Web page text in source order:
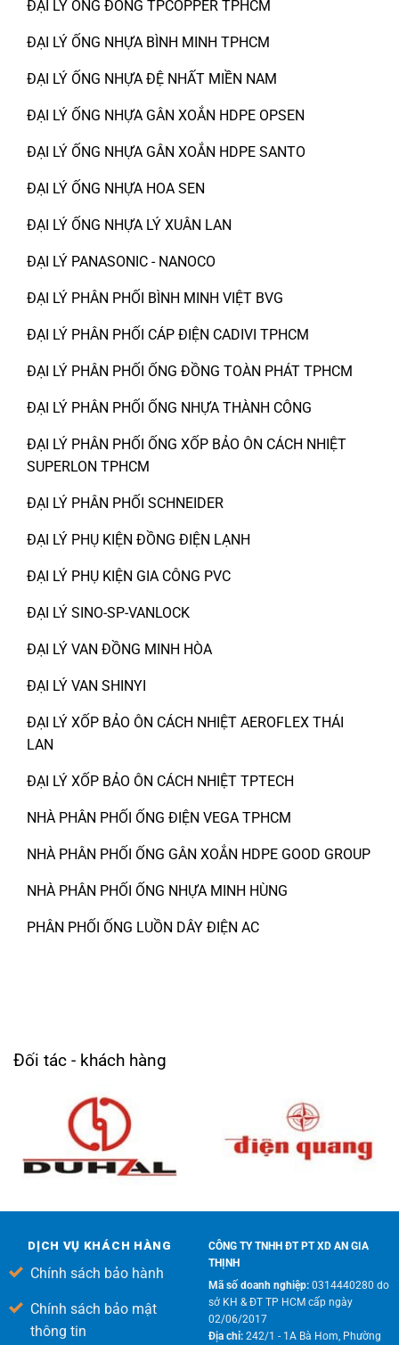
ĐẠI LÝ ỐNG ĐỒNG TPCOPPER TPHCM
ĐẠI LÝ ỐNG NHỰA BÌNH MINH TPHCM
ĐẠI LÝ ỐNG NHỰA ĐỆ NHẤT MIỀN NAM
ĐẠI LÝ ỐNG NHỰA GÂN XOẮN HDPE OPSEN
ĐẠI LÝ ỐNG NHỰA GÂN XOẮN HDPE SANTO
ĐẠI LÝ ỐNG NHỰA HOA SEN
ĐẠI LÝ ỐNG NHỰA LÝ XUÂN LAN
ĐẠI LÝ PANASONIC - NANOCO
ĐẠI LÝ PHÂN PHỐI BÌNH MINH VIỆT BVG
ĐẠI LÝ PHÂN PHỐI CÁP ĐIỆN CADIVI TPHCM
ĐẠI LÝ PHÂN PHỐI ỐNG ĐỒNG TOÀN PHÁT TPHCM
ĐẠI LÝ PHÂN PHỐI ỐNG NHỰA THÀNH CÔNG
ĐẠI LÝ PHÂN PHỐI ỐNG XỐP BẢO ÔN CÁCH NHIỆT
SUPERLON TPHCM
ĐẠI LÝ PHÂN PHỐI SCHNEIDER
ĐẠI LÝ PHỤ KIỆN ĐỒNG ĐIỆN LẠNH
ĐẠI LÝ PHỤ KIỆN GIA CÔNG PVC
ĐẠI LÝ SINO-SP-VANLOCK
ĐẠI LÝ VAN ĐỒNG MINH HÒA
ĐẠI LÝ VAN SHINYI
ĐẠI LÝ XỐP BẢO ÔN CÁCH NHIỆT AEROFLEX THÁI
LAN
ĐẠI LÝ XỐP BẢO ÔN CÁCH NHIỆT TPTECH
NHÀ PHÂN PHỐI ỐNG ĐIỆN VEGA TPHCM
NHÀ PHÂN PHỐI ỐNG GÂN XOẮN HDPE GOOD GROUP
NHÀ PHÂN PHỐI ỐNG NHỰA MINH HÙNG
PHÂN PHỐI ỐNG LUỒN DÂY ĐIỆN AC
Đối tác - khách hàng
DỊCH VỤ KHÁCH HÀNG
Chính sách bảo hành
Chính sách bảo mật
thông tin
CÔNG TY TNHH ĐT PT XD AN GIA
THỊNH
Mã số doanh nghiệp:0314440280 do
sở KH & ĐT TP HCM cấp ngày
02/06/2017
Địa chỉ:242/1 - 1A Bà Hom, Phường